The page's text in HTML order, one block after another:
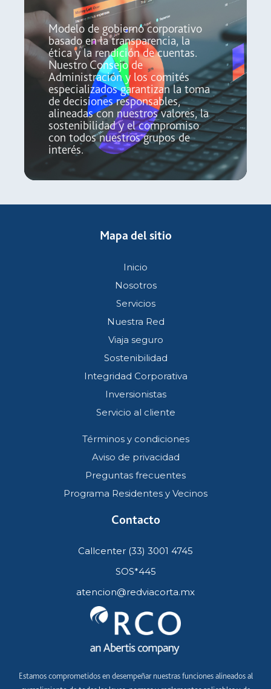
Modelo de gobierno corporativo
basado en la transparencia, la
ética y la rendición de cuentas.
Nuestro Consejo de
Administración y los comités
especializados garantizan la toma
de decisiones responsables,
alineadas con nuestros valores, la
sostenibilidad y el compromiso
con todos nuestros grupos de
interés.
Estamos comprometidos en desempeñar nuestras funciones alineados al
Mapa del sitio
Inicio
Nosotros
Servicios
Nuestra Red
Viaja seguro
Sostenibilidad
Integridad Corporativa
Inversionistas
Servicio al cliente
Términos y condiciones
Aviso de privacidad
Preguntas frecuentes
Programa Residentes y Vecinos
Contacto
Callcenter (33) 3001 4745
SOS*445
atencion@redviacorta.mx